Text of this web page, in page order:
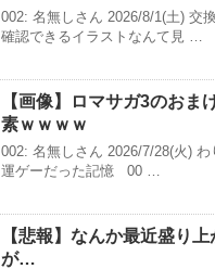
002: 名無しさん 2026/8/1(土) 交
確認できるイラストなんて見 …
【画像】ロマサガ3のおま
素ｗｗｗｗ
002: 名無しさん 2026/7/28(火) わ
運ゲーだった記憶 00 …
【悲報】なんか最近盛り上
が…